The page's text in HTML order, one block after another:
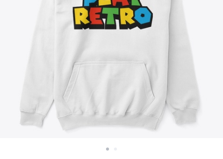
Vendi ovunque